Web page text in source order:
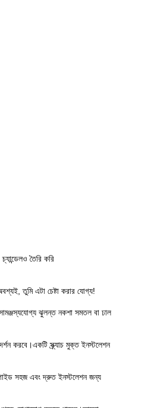
তৈরি করি
তুমি এটা চেষ্টা করার যোগ্য!
ঝুলন্ত নকশা সমতল বা ঢাল
করবে।একটি স্ক্র্যাচ মুক্ত ইনস্টলেশন
গাইড সহজ এবং দ্রুত ইনস্টলেশন জন্য